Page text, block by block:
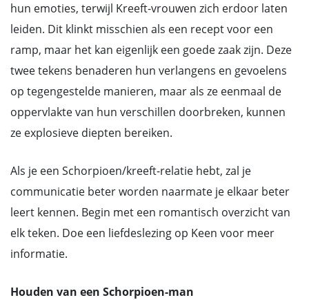
hun emoties, terwijl Kreeft-vrouwen zich erdoor laten
leiden. Dit klinkt misschien als een recept voor een
ramp, maar het kan eigenlijk een goede zaak zijn. Deze
twee tekens benaderen hun verlangens en gevoelens
op tegengestelde manieren, maar als ze eenmaal de
oppervlakte van hun verschillen doorbreken, kunnen
ze explosieve diepten bereiken.
Als je een Schorpioen/kreeft-relatie hebt, zal je
communicatie beter worden naarmate je elkaar beter
leert kennen. Begin met een romantisch overzicht van
elk teken. Doe een liefdeslezing op Keen voor meer
informatie.
Houden van een Schorpioen-man